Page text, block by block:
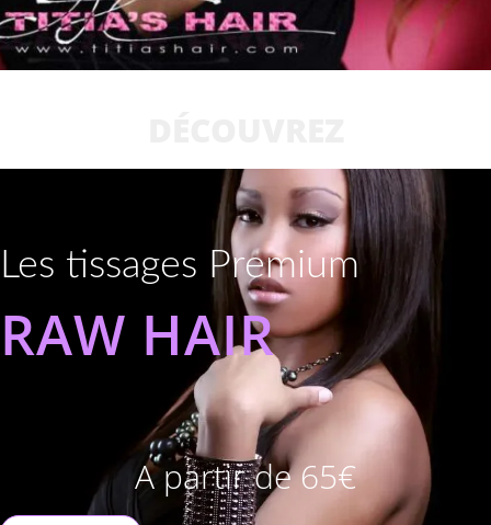
Les tissages Premium
RAW HAIR
A partir de 65€